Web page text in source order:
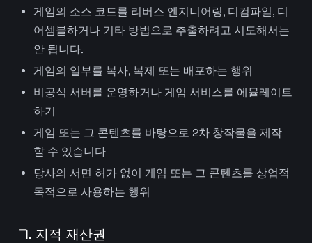
게임의 소스 코드를 리버스 엔지니어링, 디컴파일, 디
어셈블하거나 기타 방법으로 추출하려고 시도해서는
안 됩니다.
게임의 일부를 복사, 복제 또는 배포하는 행위
비공식 서버를 운영하거나 게임 서비스를 에뮬레이트
하기
게임 또는 그 콘텐츠를 바탕으로 2차 창작물을 제작
할 수 있습니다
당사의 서면 허가 없이 게임 또는 그 콘텐츠를 상업적
목적으로 사용하는 행위
7. 지적 재산권